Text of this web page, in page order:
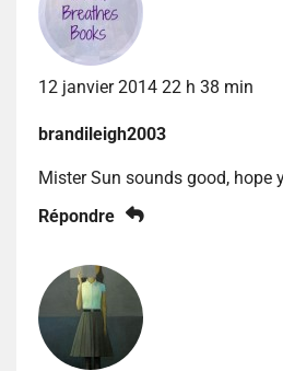
12 janvier 2014 22 h 38 min
brandileigh2003
Mister Sun sounds good, hope
Répondre